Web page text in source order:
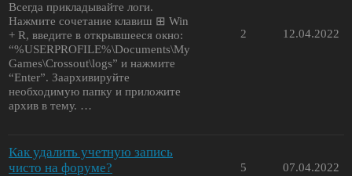
Всегда прикладывайте логи.
Нажмите сочетание клавиш ⊞ Win
+ R, введите в открывшееся окно:
“%USERPROFILE%\Documents\My
Games\Crossout\logs” и нажмите
“Enter”. Заархивируйте
необходимую папку и приложите
архив в тему. …
2 12.04.2022
Как удалить учетную запись
чисто на форуме?
5 07.04.2022